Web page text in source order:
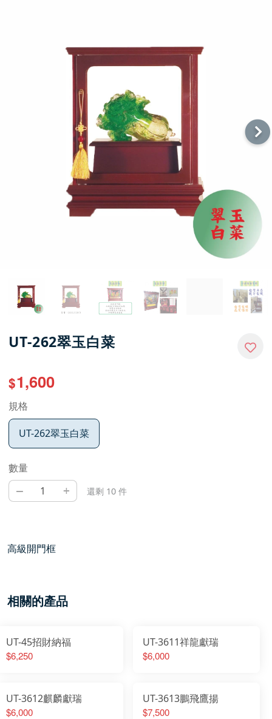
UT-262翠玉白菜
$1,600
規格
UT-262翠玉白菜
數量
– + 還剩 10 件
高級開門框
相關的產品
UT-45招財納福
$6,250
UT-3611祥龍獻瑞
$6,000
UT-3612麒麟獻瑞
$6,000
UT-3613鵬飛鷹揚
$7,500